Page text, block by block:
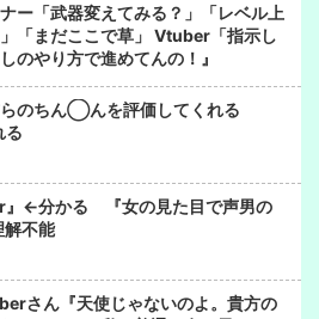
ナー「武器変えてみる？」「レベル上
「まだここで草」 Vtuber「指示し
のやり方で進めてんの！』
らのちん◯んを評価してくれる
る
』←分かる 『女の見た目で声男の
不能
さん『天使じゃないのよ。貴方の